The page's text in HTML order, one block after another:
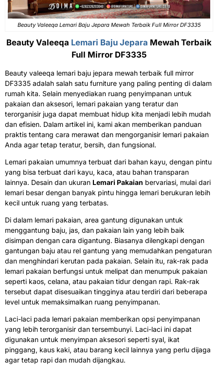
Beauty Valeeqa Lemari Baju Jepara Mewah Terbaik Full Mirror DF3335
Beauty Valeeqa Lemari Baju Jepara Mewah Terbaik
Full Mirror DF3335
Beauty valeeqa lemari baju jepara mewah terbaik full mirror
DF3335 adalah salah satu furniture yang paling penting di dalam
rumah kita. Selain menyediakan ruang penyimpanan untuk
pakaian dan aksesori, lemari pakaian yang teratur dan
terorganisir juga dapat membuat hidup kita menjadi lebih mudah
dan efisien. Dalam artikel ini, kami akan memberikan panduan
praktis tentang cara merawat dan mengorganisir lemari pakaian
Anda agar tetap teratur, bersih, dan fungsional.
Lemari pakaian umumnya terbuat dari bahan kayu, dengan pintu
yang bisa terbuat dari kayu, kaca, atau bahan transparan
lainnya. Desain dan ukuran Lemari Pakaian bervariasi, mulai dari
lemari besar dengan banyak pintu hingga lemari berukuran lebih
kecil untuk ruang yang terbatas.
Di dalam lemari pakaian, area gantung digunakan untuk
menggantung baju, jas, dan pakaian lain yang lebih baik
disimpan dengan cara digantung. Biasanya dilengkapi dengan
gantungan baju atau rel gantung yang memudahkan pengaturan
dan menghindari kerutan pada pakaian. Selain itu, rak-rak pada
lemari pakaian berfungsi untuk melipat dan menumpuk pakaian
seperti kaos, celana, atau pakaian tidur dengan rapi. Rak-rak
tersebut dapat disesuaikan tingginya atau terdiri dari beberapa
level untuk memaksimalkan ruang penyimpanan.
Laci-laci pada lemari pakaian memberikan opsi penyimpanan
yang lebih terorganisir dan tersembunyi. Laci-laci ini dapat
digunakan untuk menyimpan aksesori seperti syal, ikat
pinggang, kaus kaki, atau barang kecil lainnya yang perlu dijaga
agar tetap rapi dan mudah dijangkau.